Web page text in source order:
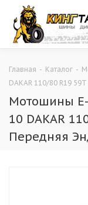
Главная - Каталог -
DAKAR 110/80 R19
Мотошины E-
10 DAKAR
Передняя